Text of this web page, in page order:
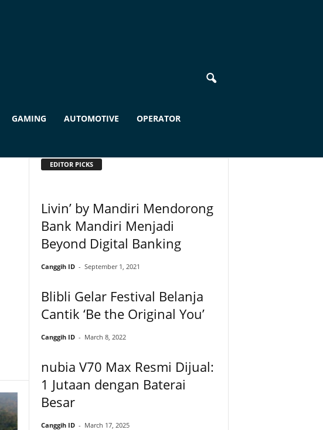
GAMING AUTOMOTIVE OPERATOR
EDITOR PICKS
Livin’ by Mandiri Mendorong
Bank Mandiri Menjadi
Beyond Digital Banking
Canggih ID - September 1, 2021
Blibli Gelar Festival Belanja
Cantik ‘Be the Original You’
Canggih ID - March 8, 2022
nubia V70 Max Resmi Dijual:
1 Jutaan dengan Baterai
Besar
Canggih ID - March 17, 2025